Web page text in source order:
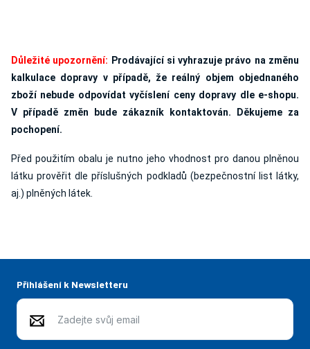
Důležité upozornění: Prodávající si vyhrazuje právo na změnu
kalkulace dopravy v případě, že reálný objem objednaného
zboží nebude odpovídat vyčíslení ceny dopravy dle e-shopu.
V případě změn bude zákazník kontaktován. Děkujeme za
pochopení.
Před použitím obalu je nutno jeho vhodnost pro danou plněnou
látku prověřit dle příslušných podkladů (bezpečnostní list látky,
aj.) plněných látek.
Přihlášení k Newsletteru